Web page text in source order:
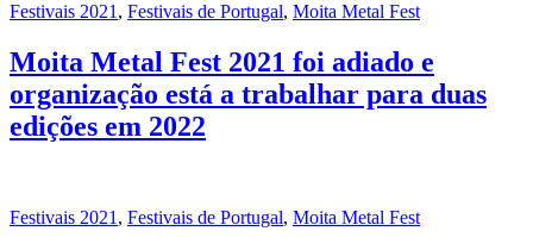
Festivais 2021 , Festivais de Portugal, Moita Metal Fest
Moita Metal Fest 2021 foi adiado e
organização está a trabalhar para duas
edições em 2022
Festivais 2021 , Festivais de Portugal, Moita Metal Fest